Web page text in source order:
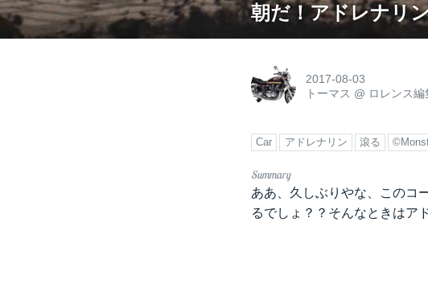
朝だ！アドレナリ
2017-08-03
トーマス @ ロレンス編
Car アドレナリン 滾る
ああ、久しぶりやな、このコ
るでしょ？？そんなときはア